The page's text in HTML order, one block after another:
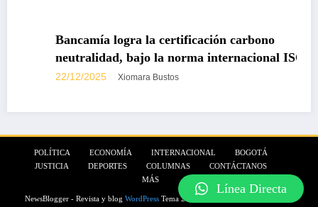
Bancamía logra la certificación carbono
neutralidad, bajo la norma internacional ISO
14068-1
22/12/2025 Xiomara Bustos
POLÍTICA ECONOMÍA INTERNACIONAL
BOGOTÁ
JUSTICIA
DEPORTES COLUMNAS
CONTÁCTANOS
MÁS
NewsBlogger - Revista y blog WordPressTema 2026 | Funciona con
Línea Directa